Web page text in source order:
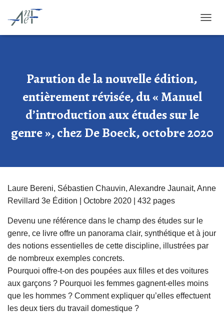
Parution de la nouvelle édition,
entièrement révisée, du « Manuel
d’introduction aux études sur le
genre », chez De Boeck, octobre 2020
Laure Bereni, Sébastien Chauvin, Alexandre Jaunait, Anne
Revillard 3e Édition | Octobre 2020 | 432 pages
Devenu une référence dans le champ des études sur le
genre, ce livre offre un panorama clair, synthétique et à jour
des notions essentielles de cette discipline, illustrées par
de nombreux exemples concrets.
Pourquoi offre-t-on des poupées aux filles et des voitures
aux garçons ? Pourquoi les femmes gagnent-elles moins
que les hommes ? Commentexpliquer qu’elles effectuent
les deux tiers du travail domestique ?